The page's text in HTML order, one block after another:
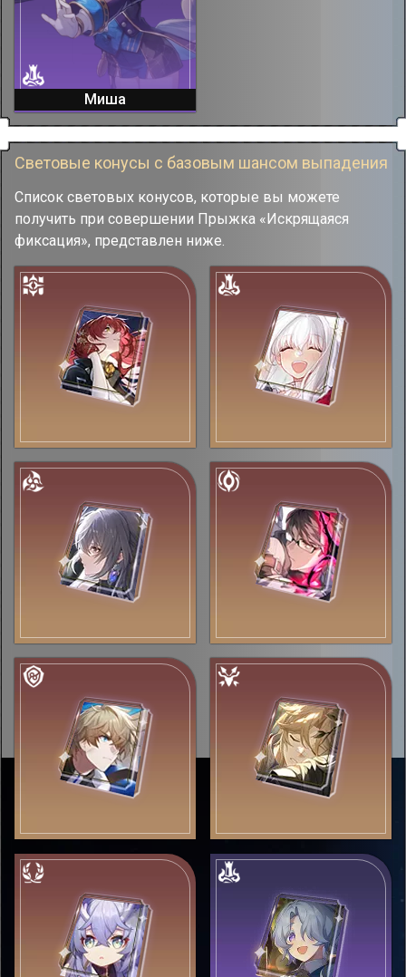
Миша
Световые конусы с базовым шансом выпадения
Список световых конусов, которые вы можете
получить при совершении Прыжка «Искрящаяся
фиксация», представлен ниже.